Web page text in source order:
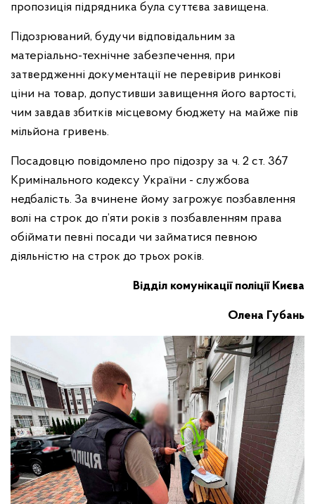
пропозиція підрядника була суттєва завищена.
Підозрюваний, будучи відповідальним за
матеріально-технічне забезпечення, при
затвердженні документації не перевірив ринкові
ціни на товар, допустивши завищення його вартості,
чим завдав збитків місцевому бюджету на майже пів
мільйона гривень.
Посадовцю повідомлено про підозру за ч. 2 ст. 367
Кримінального кодексу України - службова
недбалість. За вчинене йому загрожує позбавлення
волі на строк до п’яти років з позбавленням права
обіймати певні посади чи займатися певною
діяльністю на строк до трьох років.
Відділ комунікації поліції Києва
Олена Губань